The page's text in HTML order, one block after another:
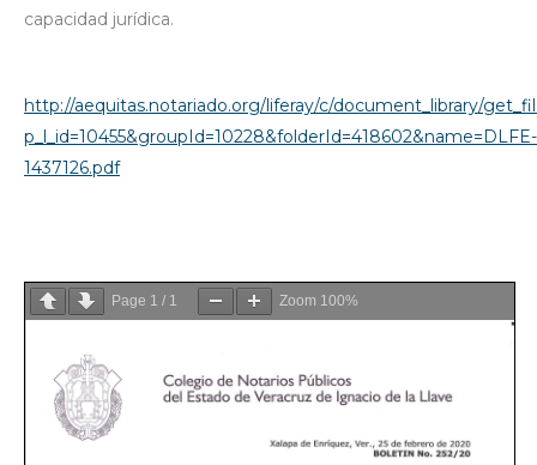
capacidad jurídica.
http://aequitas.notariado.org/liferay/c/document_library/
p_l_id=10455&groupId=10228&folderId=418602&name=DLFE-
1437126.pdf
Page 1 / 1 Zoom 100%